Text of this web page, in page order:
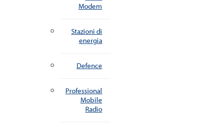
Modem
Stazioni di
energia
Defence
Professional
Mobile
Radio